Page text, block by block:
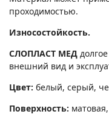
проходимостью.
Износостойкость.
СЛОПЛАСТ МЕД
внешний вид и
Цвет: белый, серый,
Поверхность: